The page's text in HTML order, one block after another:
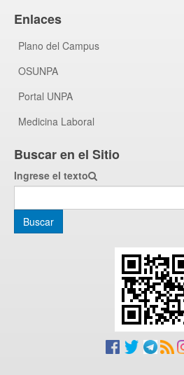
Enlaces
Plano del Campus
OSUNPA
Portal UNPA
Medicina Laboral
Buscar en el Sitio
Ingrese el texto
Buscar